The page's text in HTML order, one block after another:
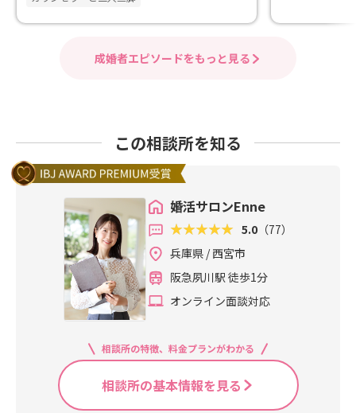
成婚者エピソードをもっと見る
この相談所を知る
婚活サロンEnne
5.0 （77）
兵庫県 / 西宮市
阪急夙川駅 徒歩1分
オンライン面談対応
相談所の特徴、料金プランがわかる
相談所の基本情報を見る